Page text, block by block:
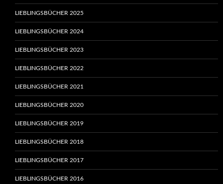
LIEBLINGSBÜCHER 2025
LIEBLINGSBÜCHER 2024
LIEBLINGSBÜCHER 2023
LIEBLINGSBÜCHER 2022
LIEBLINGSBÜCHER 2021
LIEBLINGSBÜCHER 2020
LIEBLINGSBÜCHER 2019
LIEBLINGSBÜCHER 2018
LIEBLINGSBÜCHER 2017
LIEBLINGSBÜCHER 2016